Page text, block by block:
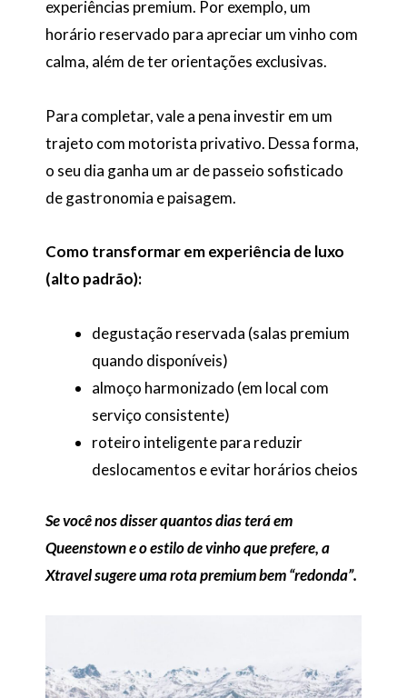
experiências premium. Por exemplo, um
horário reservado para apreciar um vinho com
calma, além de ter orientações exclusivas.
Para completar, vale a pena investir em um
trajeto com motorista privativo. Dessa forma,
o seu dia ganha um ar de passeio sofisticado
de gastronomia e paisagem.
Como transformar em experiência de luxo
(alto padrão):
degustação reservada (salas premium
quando disponíveis)
almoço harmonizado (em local com
serviço consistente)
roteiro inteligente para reduzir
deslocamentos e evitar horários cheios
Se você nos disser quantos dias terá em
Queenstown e o estilo de vinho que prefere, a
Xtravel sugere uma rota premium bem “redonda”.